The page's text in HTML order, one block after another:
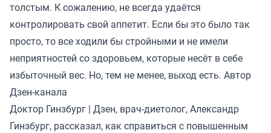
толстым. К сожалению, не всегда удаётся
контролировать свой аппетит. Если бы это было так
просто, то все ходили бы стройными и не имели
неприятностей со здоровьем, которые несёт в себе
избыточный вес. Но, тем не менее, выход есть. Автор
Дзен-канала
Доктор Гинзбург | Дзен, врач-диетолог, Александр
Гинзбург, рассказал, как справиться с повышенным